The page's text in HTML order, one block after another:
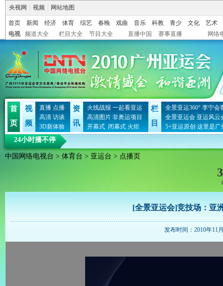
央视网 视频 网站地图
首页 新闻 经济 体育 综艺 春晚 戏曲 音乐 科教 青少 文化
艺术
电视
频道大全 栏目大全 节目大全 直播中国 赛事直播 网络
首
页
视
频
直播 点播
高清 访谈
3D新体验
资
讯
火线战报 一起看亚运
高清图片 非奥运项目
开幕式 闭幕式 火炬
栏
目
全景亚运360° 李宁会
全景亚运会 亚运风云
5+亚运原创 这里是广
24小时播不停
中国网络电视台 > 体育台 > 亚运台 > 点播页
[全景亚运会]竞技场：亚
发布时间：2010年11